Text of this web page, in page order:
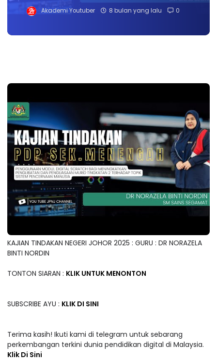
Akademi Youtuber 8 bulan yang lalu 0
KAJIAN TINDAKAN NEGERI JOHOR 2025 : GURU : DR NORAZELA
BINTI NORDIN
TONTON SIARAN : KLIK UNTUK MENONTON
SUBSCRIBE AYU : KLIK DI SINI
Terima kasih! Ikuti kami di telegram untuk sebarang
perkembangan terkini dunia pendidikan digital di Malaysia.
Klik Di Sini